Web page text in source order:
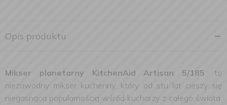
Opis produktu
Mikser planetarny KitchenAid Artisan 5/185, to
niezawodny mikser kuchenny, który od stu lat cieszy się
niegasnąca popularnością wśród kucharzy z całego świata.